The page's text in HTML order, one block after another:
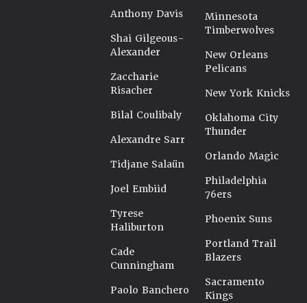
Anthony Davis
Shai Gilgeous-
Alexander
Zaccharie
Risacher
Bilal Coulibaly
Alexandre Sarr
Tidjane Salaün
Joel Embiid
Tyrese
Haliburton
Cade
Cunningham
Paolo Banchero
Minnesota
Timberwolves
New Orleans
Pelicans
New York Knicks
Oklahoma City
Thunder
Orlando Magic
Philadelphia
76ers
Phoenix Suns
Portland Trail
Blazers
Sacramento
Kings